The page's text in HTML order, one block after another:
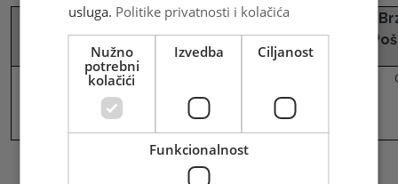
Prijam pošiljke Brze
pošte u HP Mostar
Brza pošta na dostavi HP
Mostar
30.04.2026. godine
(četvrtak) (ponedjeljak)
usluga. Politike privatnosti i kolačića
Nužno
potrebni
kolačići
Izvedba Ciljanost
Funkcionalnost